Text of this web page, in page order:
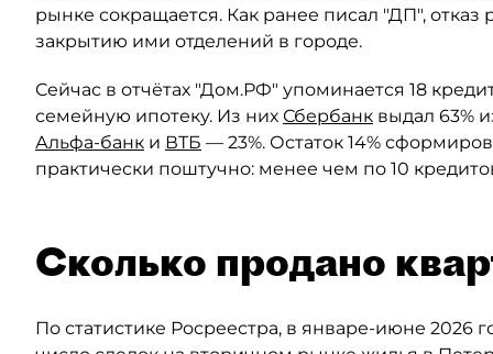
рынке сокращается. Как ранее писал "ДП",
закрытию ими отделений в городе.
Сейчас в отчётах "Дом.РФ" упоминается 18
семейную ипотеку. Из них Сбербанк выдал 63%
Альфа-банк и ВТБ — 23%. Остаток 14%
практически поштучно: менее чем по 10
Сколько продано
По статистике Росреестра, в январе-июне